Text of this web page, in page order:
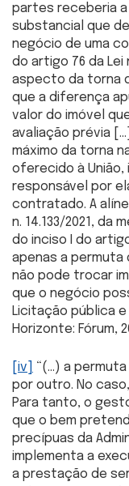
partes receberia
substancial que
negócio de uma
do artigo 76 da Lei
aspecto da torna
que a diferença
valor do imóvel
avaliação prévia
máximo da torna
oferecido à
responsável por
contratado. A
n. 14.133/2021, da
do inciso I do
apenas a permuta
não pode trocar
que o negócio
Licitação pública
Horizonte: Fórum,
[iv]
“(…) a
por outro. No
Para tanto, o
que o bem
precípuas da
implementa a
a prestação de